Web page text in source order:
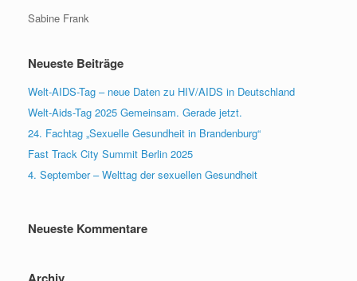
Sabine Frank
Neueste Beiträge
Welt-AIDS-Tag – neue Daten zu HIV/AIDS in Deutschland
Welt-Aids-Tag 2025 Gemeinsam. Gerade jetzt.
24. Fachtag „Sexuelle Gesundheit in Brandenburg“
Fast Track City Summit Berlin 2025
4. September – Welttag der sexuellen Gesundheit
Neueste Kommentare